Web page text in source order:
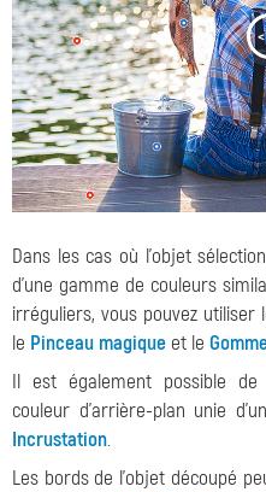
<
Dans les cas où l'objet
d'une gamme de couleurs
irréguliers, vous pouvez
le Pinceau magique et le
Il est également possible de
couleur d'arrière-plan unie
Incrustation.
Les bords de l'objet découpé